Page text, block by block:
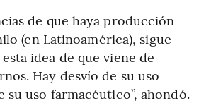
de que haya producción
(en Latinoamérica), sigue
idea de que viene de
Hay desvío de su uso
su uso farmacéutico”, ahondó.